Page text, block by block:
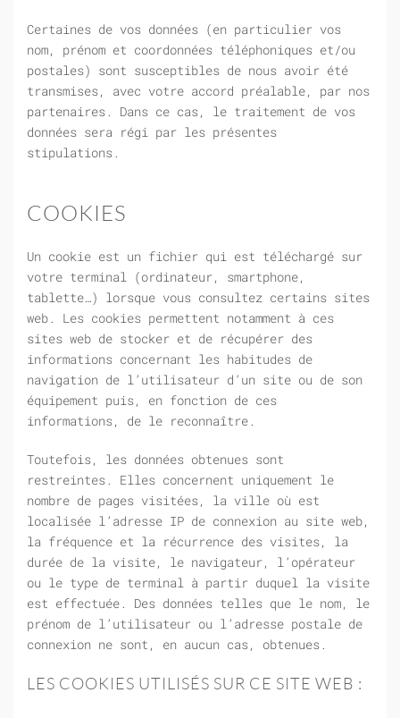
Certaines de vos données (en particulier vos
nom, prénom et coordonnées téléphoniques et/ou
postales) sont susceptibles de nous avoir été
transmises, avec votre accord préalable, par nos
partenaires. Dans ce cas, le traitement de vos
données sera régi par les présentes
stipulations.
COOKIES
Un cookie est un fichier qui est téléchargé sur
votre terminal (ordinateur, smartphone,
tablette…) lorsque vous consultez certains sites
web. Les cookies permettent notamment à ces
sites web de stocker et de récupérer des
informations concernant les habitudes de
navigation de l’utilisateur d’un site ou de son
équipement puis, en fonction de ces
informations, de le reconnaître.
Toutefois, les données obtenues sont
restreintes. Elles concernent uniquement le
nombre de pages visitées, la ville où est
localisée l’adresse IP de connexion au site web,
la fréquence et la récurrence des visites, la
durée de la visite, le navigateur, l’opérateur
ou le type de terminal à partir duquel la visite
est effectuée. Des données telles que le nom, le
prénom de l’utilisateur ou l’adresse postale de
connexion ne sont, en aucun cas, obtenues.
LES COOKIES UTILISÉS SUR CE SITE WEB :